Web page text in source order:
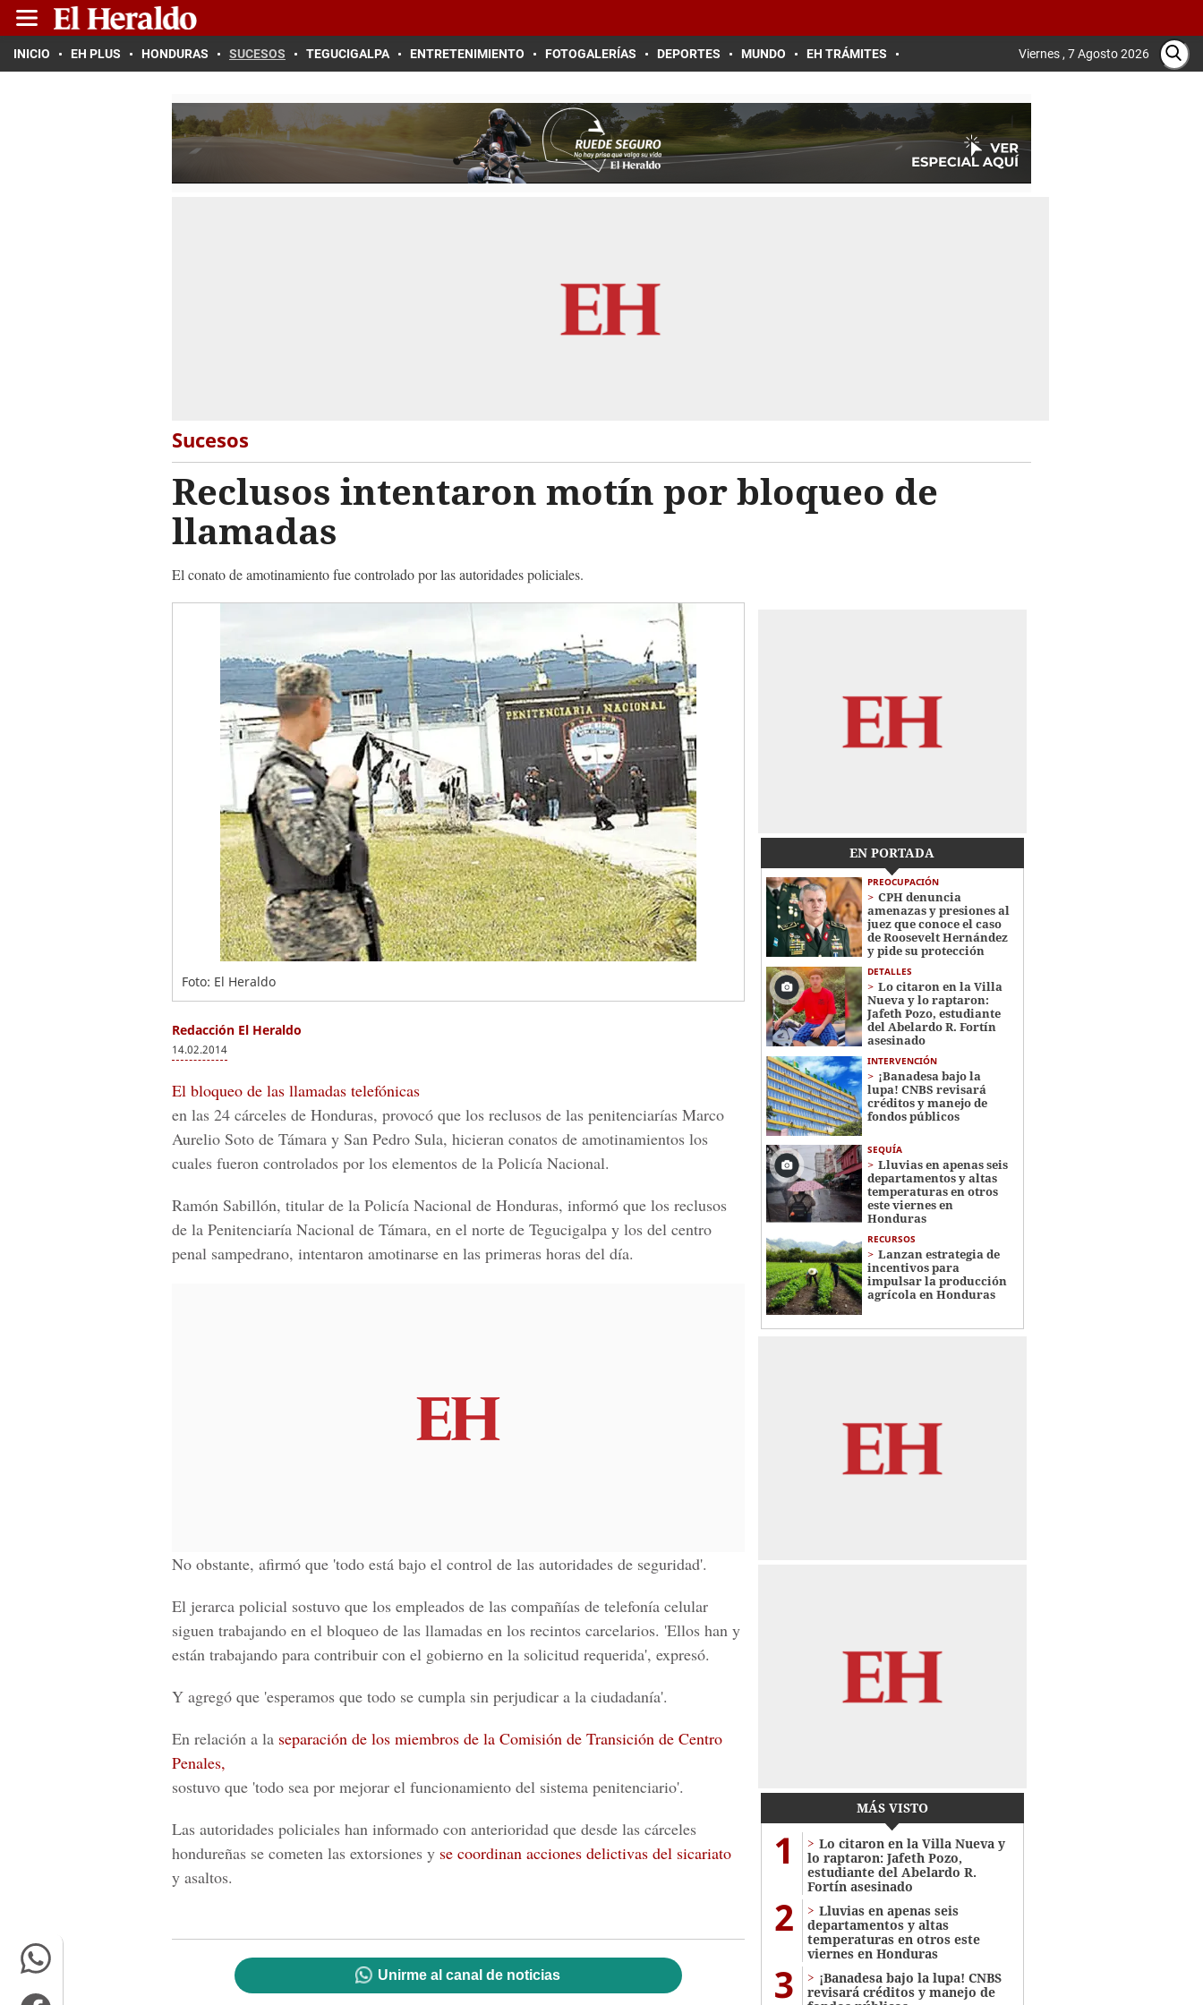
INICIO EH PLUS HONDURAS SUCESOS TEGUCIGALPA ENTRETENIMIENTO FOTOGALERÍAS DEPORTES MUNDO EH TRÁMITES Viernes , 7 Agosto 2026
Sucesos
Reclusos intentaron motín por bloqueo de
llamadas
El conato de amotinamiento fue controlado por las autoridades policiales.
Foto: El Heraldo
Redacción El Heraldo
14.02.2014
El bloqueo de las llamadas telefónicas
en las 24 cárceles de Honduras, provocó que los reclusos de las penitenciarías Marco
Aurelio Soto de Támara y San Pedro Sula, hicieran conatos de amotinamientos los
cuales fueron controlados por los elementos de la Policía Nacional.
Ramón Sabillón, titular de la Policía Nacional de Honduras, informó que los reclusos
de la Penitenciaría Nacional de Támara, en el norte de Tegucigalpa y los del centro
penal sampedrano, intentaron amotinarse en las primeras horas del día.
No obstante, afirmó que 'todo está bajo el control de las autoridades de seguridad'.
El jerarca policial sostuvo que los empleados de las compañías de telefonía celular
siguen trabajando en el bloqueo de las llamadas en los recintos carcelarios. 'Ellos han y
están trabajando para contribuir con el gobierno en la solicitud requerida', expresó.
Y agregó que 'esperamos que todo se cumpla sin perjudicar a la ciudadanía'.
En relación a la separación de los miembros de la Comisión de Transición de Centro
Penales,
sostuvo que 'todo sea por mejorar el funcionamiento del sistema penitenciario'.
Las autoridades policiales han informado con anterioridad que desde las cárceles
hondureñas se cometen las extorsiones y se coordinan acciones delictivas del sicariato
y asaltos.
Unirme al canal de noticias
EN PORTADA
PREOCUPACIÓN
CPH denuncia
amenazas y presiones al
juez que conoce el caso
de Roosevelt Hernández
y pide su protección
DETALLES
Lo citaron en la Villa
Nueva y lo raptaron:
Jafeth Pozo, estudiante
del Abelardo R. Fortín
asesinado
INTERVENCIÓN
¡Banadesa bajo la
lupa! CNBS revisará
créditos y manejo de
fondos públicos
SEQUÍA
Lluvias en apenas seis
departamentos y altas
temperaturas en otros
este viernes en
Honduras
RECURSOS
Lanzan estrategia de
incentivos para
impulsar la producción
agrícola en Honduras
MÁS VISTO
1
Lo citaron en la Villa Nueva y
lo raptaron: Jafeth Pozo,
estudiante del Abelardo R.
Fortín asesinado
2
Lluvias en apenas seis
departamentos y altas
temperaturas en otros este
viernes en Honduras
3
¡Banadesa bajo la lupa! CNBS
revisará créditos y manejo de